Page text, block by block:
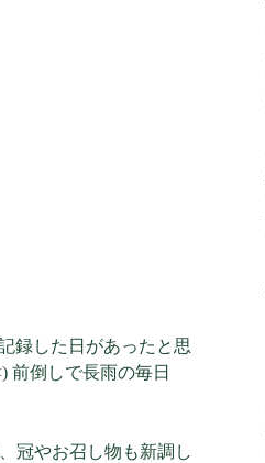
録した日があったと思
前倒しで長雨の毎日
冠やお召し物も新調し